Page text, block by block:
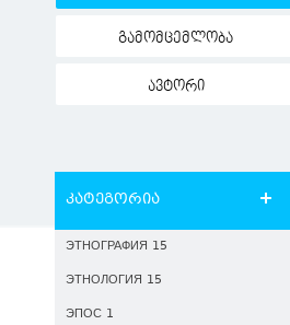
გამომცემლობა
ავტორი
კატეგორია
ЭТНОГРАФИЯ 15
ЭТНОЛОГИЯ 15
ЭПОС 1